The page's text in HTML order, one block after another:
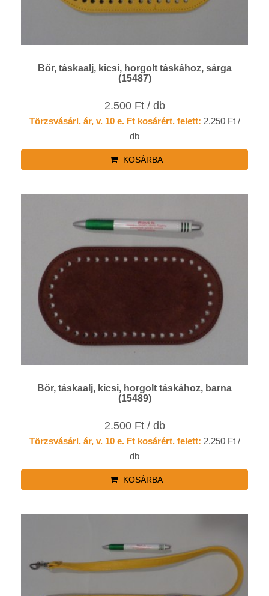
Bőr, táskaalj, kicsi, horgolt táskához, sárga
(15487)
2.500 Ft / db
Törzsvásárl. ár, v. 10 e. Ft kosárért. felett: 2.250 Ft /
db
KOSÁRBA
Bőr, táskaalj, kicsi, horgolt táskához, barna
(15489)
2.500 Ft / db
Törzsvásárl. ár, v. 10 e. Ft kosárért. felett: 2.250 Ft /
db
KOSÁRBA